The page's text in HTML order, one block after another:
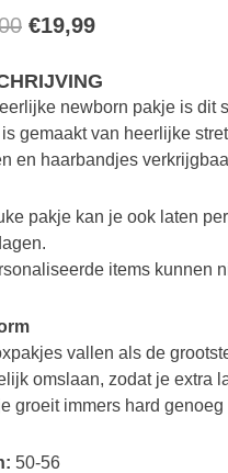
Oorspronkelijke
was:
€35,00.
€19,99Huidige
is:
€19,99.
newborn pakje is dit
gemaakt van heerlijke
en haarbandjes
pakje kan je ook laten
items kunnen
vallen als de
omslaan, zodat je extra
groeit immers hard genoeg
50-56